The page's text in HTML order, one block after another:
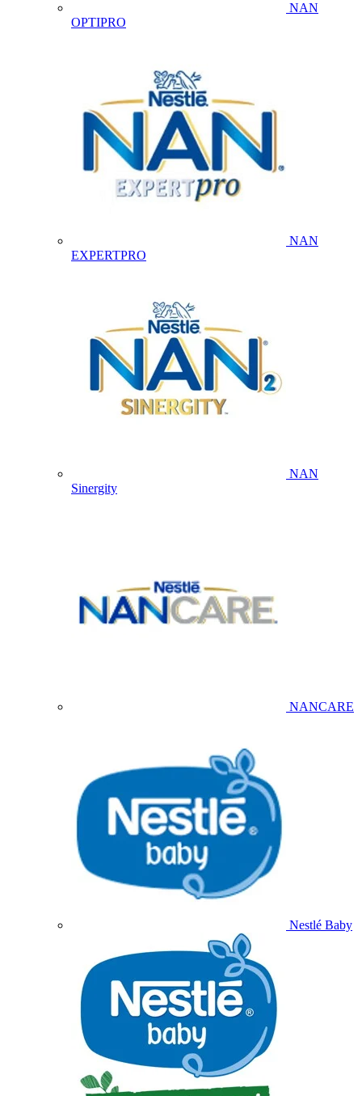
NAN
OPTIPRO
NAN
EXPERTPRO
NAN
Sinergity
NANCARE
Nestlé Baby